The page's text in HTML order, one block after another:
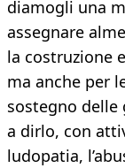
diamogli una
assegnare
la costruzione
ma anche per
sostegno delle
a dirlo, con
ludopatia,